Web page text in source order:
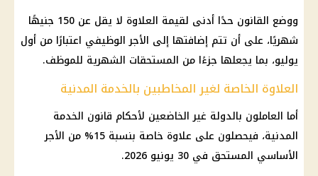
ووضع القانون حدًا أدنى لقيمة العلاوة لا يقل عن 150 جنيهًا
شهريًا، على أن تتم إضافتها إلى الأجر الوظيفي اعتبارًا من أول
يوليو، بما يجعلها جزءًا من المستحقات الشهرية للموظف.
العلاوة الخاصة لغير المخاطبين بالخدمة المدنية
أما العاملون بالدولة غير الخاضعين لأحكام قانون الخدمة
المدنية، فيحصلون على علاوة خاصة
بنسبة 15% من الأجر
الأساسي المستحق في 30 يونيو 2026.